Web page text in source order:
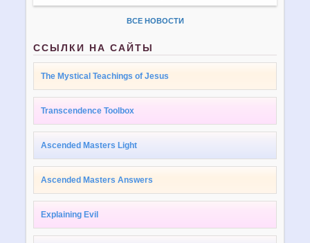
ВСЕ НОВОСТИ
ССЫЛКИ НА САЙТЫ
The Mystical Teachings of Jesus
Transcendence Toolbox
Ascended Masters Light
Ascended Masters Answers
Explaining Evil